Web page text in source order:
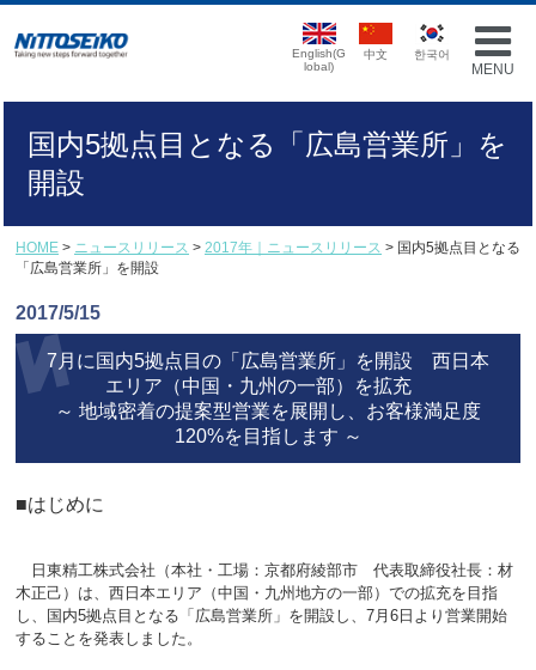
MENU
English(G
lobal)
中文 한국어
国内5拠点目となる「広島営業所」を
開設
HOME > ニュースリリース > 2017年｜ニュースリリース > 国内5拠点目となる
「広島営業所」を開設
2017/5/15
7月に国内5拠点目の「広島営業所」を開設 西日本
エリア（中国・九州の一部）を拡充
～ 地域密着の提案型営業を展開し、お客様満足度
120%を目指します ～
■はじめに
日東精工株式会社（本社・工場：京都府綾部市 代表取締役社長：材
木正己）は、西日本エリア（中国・九州地方の一部）での拡充を目指
し、国内5拠点目となる「広島営業所」を開設し、7月6日より営業開始
することを発表しました。